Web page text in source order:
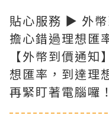
貼心服務 ▶ 外
擔心錯過理想匯
【外幣到價通
想匯率，到達理
再緊盯著電腦囉！